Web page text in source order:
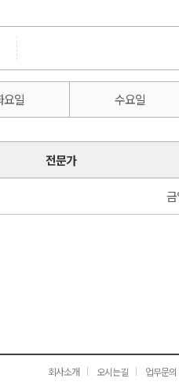
요일 수요일
전문가
회사소개 오시는길 업무문의